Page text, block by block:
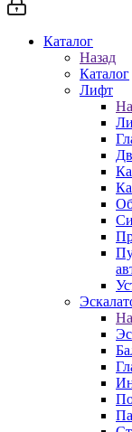
Каталог
Назад
Каталог
Лифт